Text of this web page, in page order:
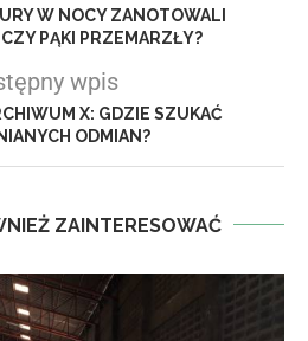
W NOCY ZANOTOWALI
PĄKI PRZEMARZŁY?
wpis
X: GDZIE SZUKAĆ
ODMIAN?
ZAINTERESOWAĆ